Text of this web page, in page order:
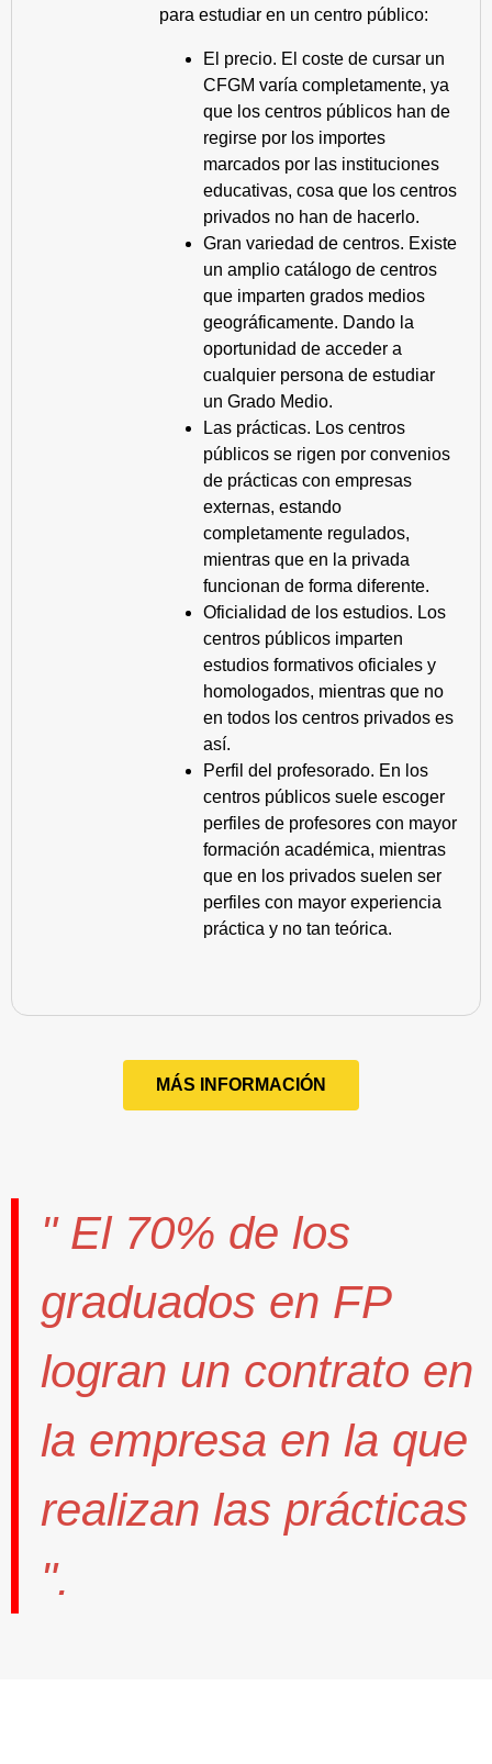
para estudiar en un centro público:
El precio. El coste de cursar un
CFGM varía completamente, ya
que los centros públicos han de
regirse por los importes
marcados por las instituciones
educativas, cosa que los centros
privados no han de hacerlo.
Gran variedad de centros. Existe
un amplio catálogo de centros
que imparten grados medios
geográficamente. Dando la
oportunidad de acceder a
cualquier persona de estudiar
un Grado Medio.
Las prácticas. Los centros
públicos se rigen por convenios
de prácticas con empresas
externas, estando
completamente regulados,
mientras que en la privada
funcionan de forma diferente.
Oficialidad de los estudios. Los
centros públicos imparten
estudios formativos oficiales y
homologados, mientras que no
en todos los centros privados es
así.
Perfil del profesorado. En los
centros públicos suele escoger
perfiles de profesores con mayor
formación académica, mientras
que en los privados suelen ser
perfiles con mayor experiencia
práctica y no tan teórica.
MÁS INFORMACIÓN
" El 70% de los
graduados en FP
logran un contrato en
la empresa en la que
realizan las prácticas
".